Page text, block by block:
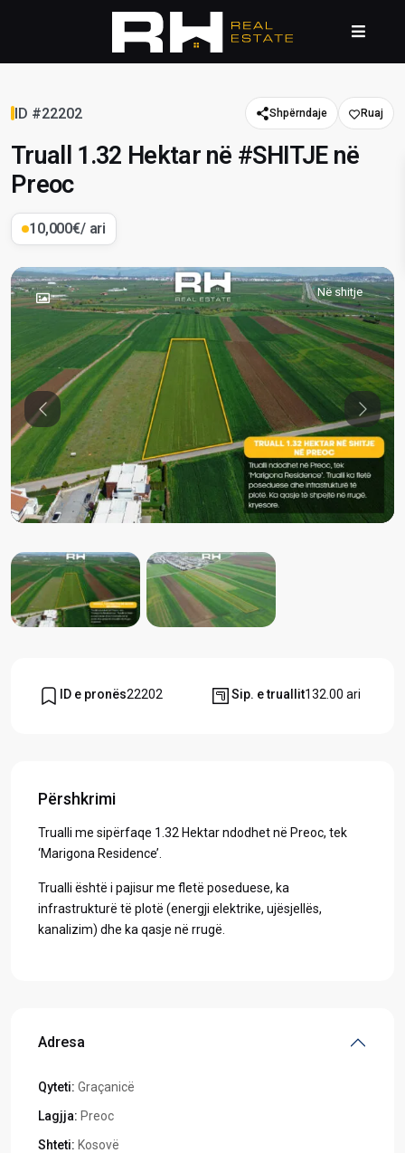
ID #22202 Shpërndaje
Truall 1.32 Hektar në #SHITJE në
Preoc
10,000€/ ari
Në shitje
Previous
ID e pronës22202 Sip. e truallit132.00 ari
Përshkrimi
Trualli me sipërfaqe 1.32 Hektar ndodhet në Preoc, tek
‘Marigona Residence’.
Trualli është i pajisur me fletë poseduese, ka
infrastrukturë të plotë (energji elektrike, ujësjellës,
kanalizim) dhe ka qasje në rrugë.
Adresa
Qyteti: Graçanicë
Lagjja: Preoc
Shteti: Kosovë